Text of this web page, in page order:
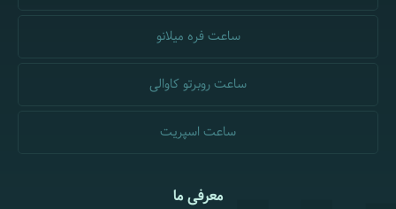
ساعت فره میلانو
ساعت روبرتو کاوالی
ساعت اسپریت
معرفی ما